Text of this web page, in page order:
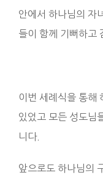
안에서 하나님의 자
들이 함께 기뻐하고
이번 세례식을 통해
있었고 모든 성도님
니다.
앞으로도 하나님의